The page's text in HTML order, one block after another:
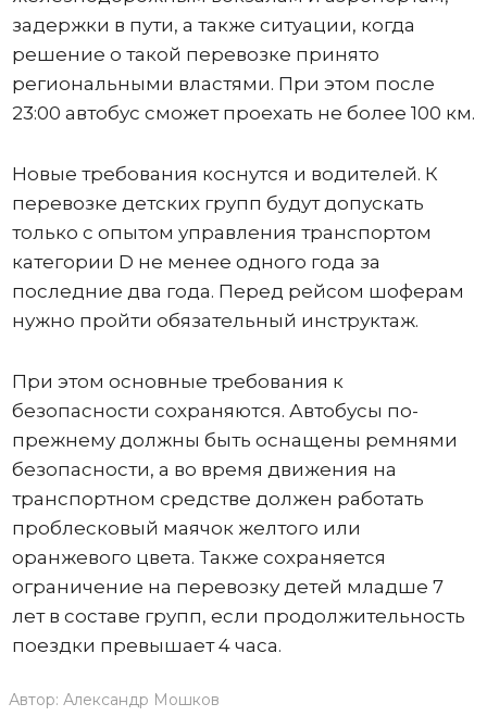
задержки в пути, а также ситуации, когда
решение о такой перевозке принято
региональными властями. При этом после
23:00 автобус сможет проехать не более 100 км.
Новые требования коснутся и водителей. К
перевозке детских групп будут допускать
только с опытом управления транспортом
категории D не менее одного года за
последние два года. Перед рейсом шоферам
нужно пройти обязательный инструктаж.
При этом основные требования к
безопасности сохраняются. Автобусы по-
прежнему должны быть оснащены ремнями
безопасности, а во время движения на
транспортном средстве должен работать
проблесковый маячок желтого или
оранжевого цвета. Также сохраняется
ограничение на перевозку детей младше 7
лет в составе групп, если продолжительность
поездки превышает 4 часа.
Автор: Александр Мошков